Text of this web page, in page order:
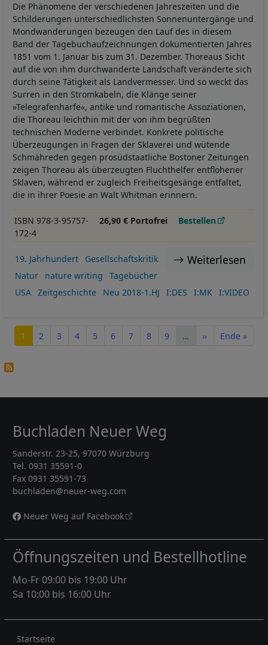
Die Phänomene der verschiedenen Jahreszeiten und die
Schilderungen unterschiedlichsten Sonnenuntergänge und
Mondwanderungen bezeugen den Lauf des in diesem
Band der Tagebuchaufzeichnungen dokumentierten Jahres
1851 vom 1. Januar bis zum 31. Dezember. Thoreaus Sicht
auf die von ihm durchwanderte Landschaft veränderte sich
durch seine Tätigkeit als Landvermesser. Und so weckt das
Surren in den Stromkabeln, die Klänge seiner
»Telegrafenharfe«, antike und romantische Assoziationen,
die Thoreau leichthin mit der von ihm begrüßten
technischen Moderne verbindet. Konkrete politische
Überzeugungen in Fragen der Sklaverei und wütende
Schmähreden gegen prosüdstaatliche Bostoner Zeitungen
zeigen Thoreau als überzeugten Fluchthelfer entflohener
Sklaven, während er zugleich Freiheitsgesänge entfaltet,
die in ihrer Poesie an Walt Whitman erinnern.
ISBN 978-3-95757-
172-4
26,90 € Portofrei Bestellen
Weiterlesen
19. Jahrhundert
Gesellschaftskritik
Natur
nature writing
Tagebücher
USA
Zeitgeschichte Neu 2018-1.HJ I:DES I:MK I:VIDEO
Seitennummerierung
Seite
1 Seite
2 Seite
3 Seite
4 Seite
5 Seite
6 Seite
7 Seite
8 Seite
9 … Nächste Seite
›› Letzte Seite
Ende »
Buchladen Neuer Weg
Sanderstr. 23-25, 97070 Würzburg
Tel. 0931 35591-0
Fax 0931 35591-73
buchladen@neuer-weg.com
Neuer Weg auf Facebook
Öffnungszeiten und Bestellhotline
Mo-Fr 09:00 bis 19:00 Uhr
Sa 10:00 bis 16:00 Uhr
Rechtliches
Startseite